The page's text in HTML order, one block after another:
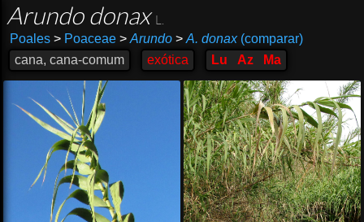
Arundo donax
Poales >Poaceae > Arundo > A. donax(comparar)
cana, cana-comum
exótica Lu Az Ma